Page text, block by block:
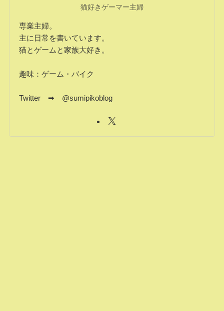
猫好きゲーマー主婦
専業主婦。
主に日常を書いています。
猫とゲームと家族大好き。
趣味：ゲーム・バイク
Twitter ➡ @sumipikoblog